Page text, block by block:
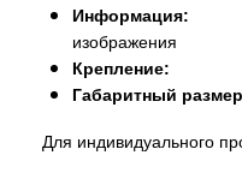
Информация:
изображения
Крепление:
Габаритный
Для индивидуального